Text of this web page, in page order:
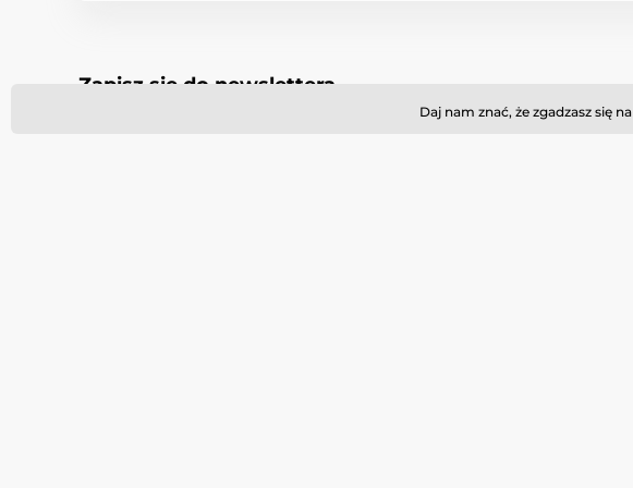
Zapisz się do newslettera
Daj nam znać, że zgadzasz się na